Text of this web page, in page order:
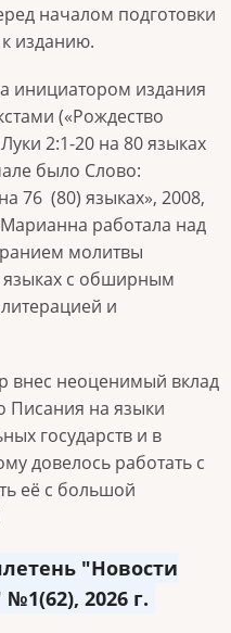
началом подготовки
изданию.
инициатором издания
(«Рождество
2:1-20 на 80 языках
было Слово:
76 (80) языках», 2008,
работала над
молитвы
языках с обширным
и
внес неоценимый вклад
Писания на языки
государств и в
довелось работать с
её с большой
"Новости
2026 г.